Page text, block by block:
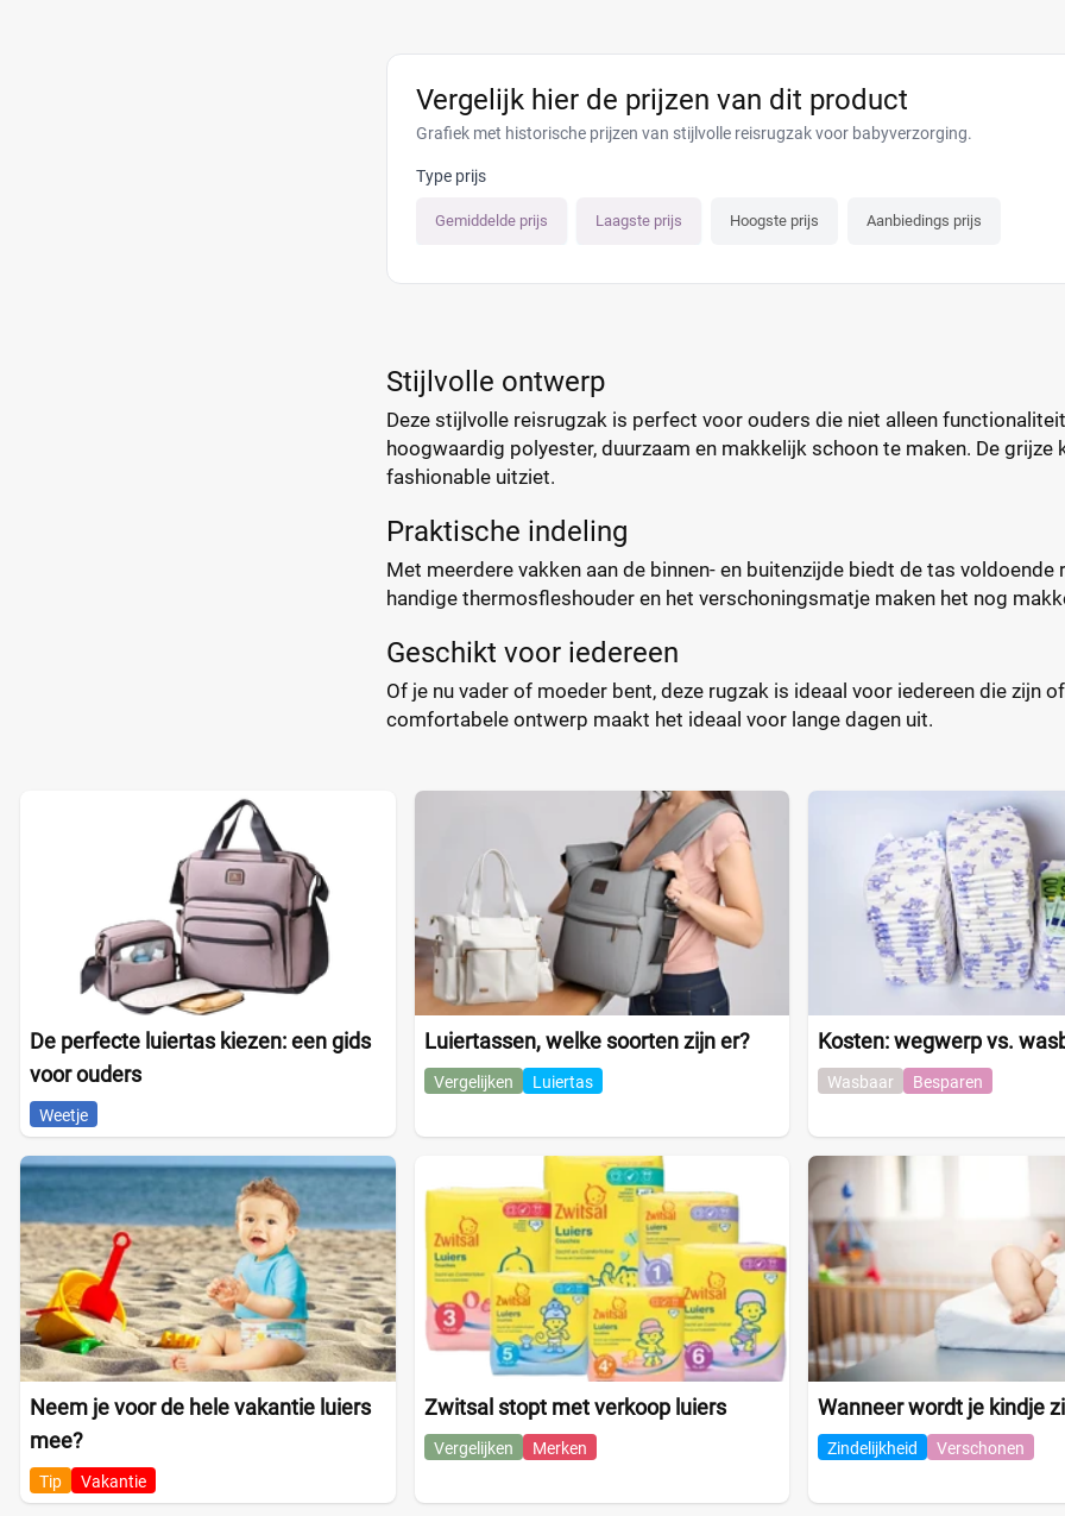
Vergelijk hier de prijzen van dit product
Grafiek met historische prijzen van stijlvolle reisrugzak voor babyverzorging.
Type prijs
Gemiddelde prijs Laagste prijs Hoogste prijs Aanbiedings prijs
Stijlvolle ontwerp
Deze stijlvolle reisrugzak is perfect voor ouders die niet alleen
hoogwaardig polyester, duurzaam en makkelijk schoon te maken. De
fashionable uitziet.
Praktische indeling
Met meerdere vakken aan de binnen- en buitenzijde biedt de tas
handige thermosfleshouder en het verschoningsmatje maken het nog
Geschikt voor iedereen
Of je nu vader of moeder bent, deze rugzak is ideaal voor iedereen die zijn
comfortabele ontwerp maakt het ideaal voor lange dagen uit.
De perfecte luiertas kiezen: een gids
voor ouders
Weetje
Luiertassen, welke soorten zijn er?
Vergelijken Luiertas
Kosten: wegwerp vs.
Wasbaar Besparen
Neem je voor de hele vakantie luiers
mee?
Tip Vakantie
Zwitsal stopt met verkoop luiers
Vergelijken Merken
Wanneer wordt je kindje
Zindelijkheid Verschonen